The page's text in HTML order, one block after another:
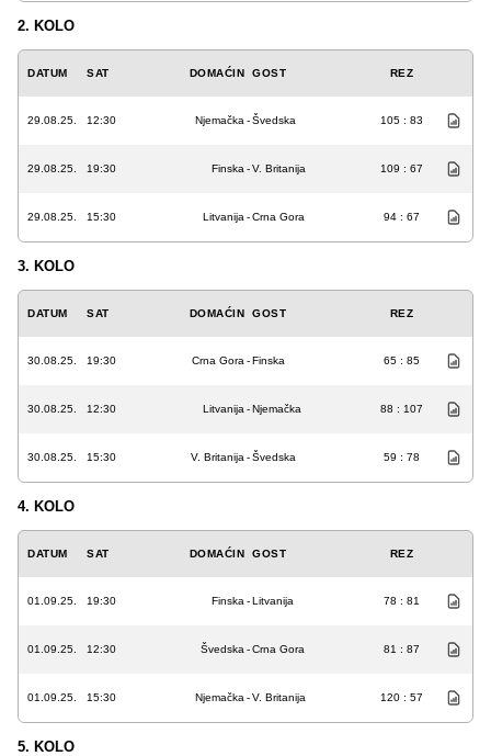
2. KOLO
DATUM SAT DOMAĆIN GOST REZ
29.08.25. 12:30 Njemačka -Švedska 105 : 83
29.08.25. 19:30 Finska -V. Britanija 109 : 67
29.08.25. 15:30 Litvanija -Crna Gora 94 : 67
3. KOLO
DATUM SAT DOMAĆIN GOST REZ
30.08.25. 19:30 Crna Gora -Finska 65 : 85
30.08.25. 12:30 Litvanija -Njemačka 88 : 107
30.08.25. 15:30 V. Britanija -Švedska 59 : 78
4. KOLO
DATUM SAT DOMAĆIN GOST REZ
01.09.25. 19:30 Finska -Litvanija 78 : 81
01.09.25. 12:30 Švedska -Crna Gora 81 : 87
01.09.25. 15:30 Njemačka -V. Britanija 120 : 57
5. KOLO